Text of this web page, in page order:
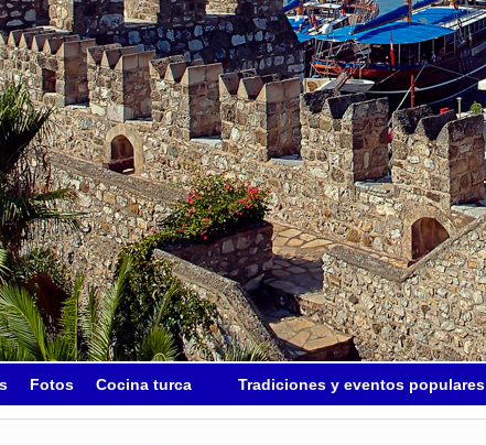
Fotos Cocina turca Tradiciones y eventos populares